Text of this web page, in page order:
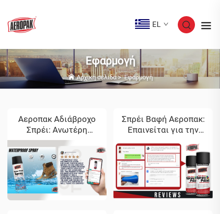
EL
Εφαρμογή
Αρχική σελίδα>Εφαρμογή
Αεροπακ Αδιάβροχο
Σπρέι: Ανωτέρη
Απόδοση και
Επικρότηση από
Πελάτες με 5 Αστέρια
Σπρέι Βαφή Αεροπακ:
Επαινείται για την
στις Κριτικές Πελατών